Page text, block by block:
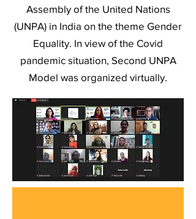
Assembly of the United Nations
(UNPA) in India on the theme Gender
Equality. In view of the Covid
pandemic situation, Second UNPA
Model was organized virtually.​